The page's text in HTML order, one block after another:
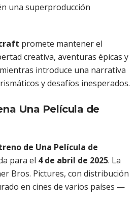
una superproducción
promete mantener el
creativa, aventuras épicas y
introduce una narrativa
y desafíos inesperados.
Una Película de
de Una Película de
para el 4 de abril de 2025. La
Bros. Pictures, con distribución
en cines de varios países —